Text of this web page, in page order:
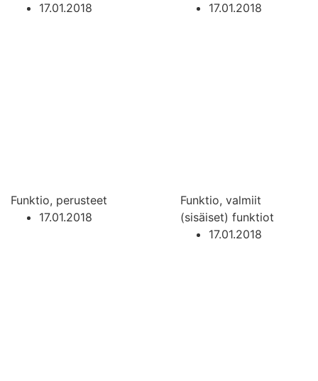
17.01.2018
17.01.2018
Funktio, perusteet
17.01.2018
Funktio, valmiit
(sisäiset) funktiot
17.01.2018